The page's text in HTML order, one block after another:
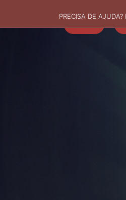
PRECISA DE AJUDA?